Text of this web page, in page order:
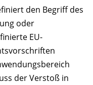
den Begriff des
oder
EU-
der Verstoß in